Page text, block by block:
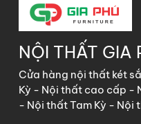
NỘI THẤT GIA
Cửa hàng nội thất két
Kỳ - Nội thất cao cấp -
- Nội thất Tam Kỳ - Nội